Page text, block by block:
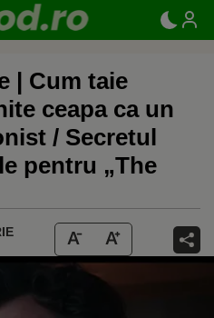
| Cum taie
ceapa ca un
/ Secretul
pentru „The